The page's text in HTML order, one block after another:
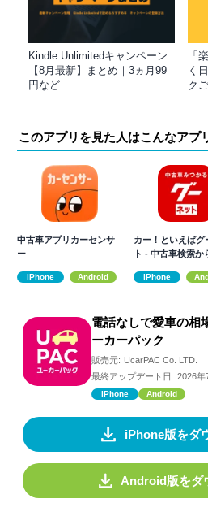
Kindle Unlimitedキャンペーン
【8月最新】まとめ｜3ヵ月99
円など
「
く
ク
このアプリを見た人はこんなアプ
中古車アプリカーセンサ
ー
iPhone Android
カー！といえばグ
ト - 中古車検索か
iPhone
電話なしで愛車の相
ーカーパック
販売元: UcarPAC Co. LTD.
最終アップデート日: 2026年
iPhone Android
iPhone版をダ
Android版をダ